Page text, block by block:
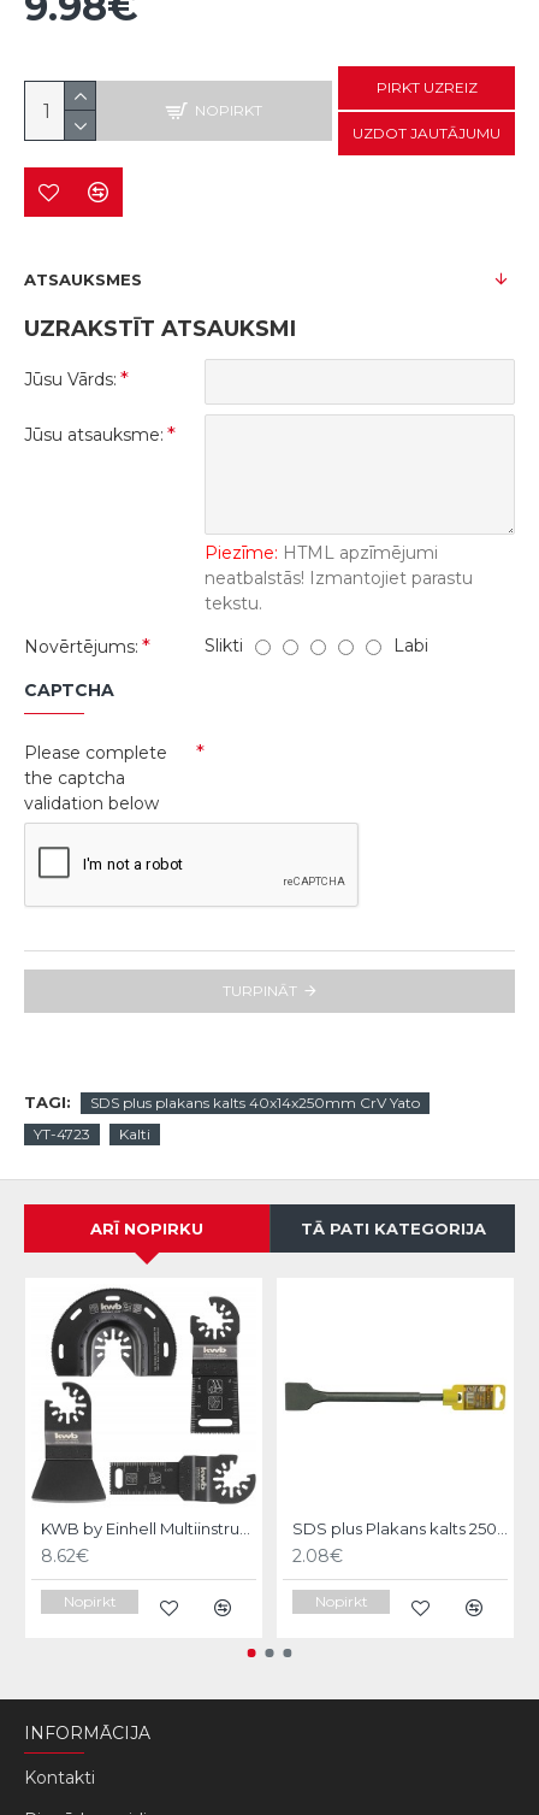
NOPIRKT
PIRKT UZREIZ
UZDOT JAUTĀJUMU
ATSAUKSMES
UZRAKSTĪT ATSAUKSMI
Jūsu Vārds:
Jūsu atsauksme:
Piezīme: HTML apzīmējumi
neatbalstās! Izmantojiet parastu
tekstu.
Novērtējums:
Slikti Labi
CAPTCHA
Please complete
the captcha
validation below
TURPINĀT
TAGI:
SDS plus plakans kalts 40x14x250mm CrV Yato
YT-4723
Kalti
ARĪ NOPIRKU TĀ PATI KATEGORIJA
KWB by Einhell Multiinstrumenta piederumu kompekts 4gb.
8.62€
Nopirkt
SDS plus Plakans kalts 250x40mm Strend Pro
2.08€
Nopirkt
INFORMĀCIJA
Kontakti